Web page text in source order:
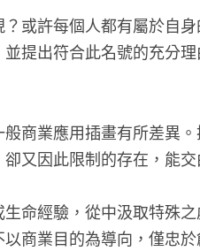
或許每個人都有屬於自
提出符合此名號的充分
商業應用插畫有所差異
又因此限制的存在，能
命經驗，從中汲取特殊
商業目的為導向，僅忠